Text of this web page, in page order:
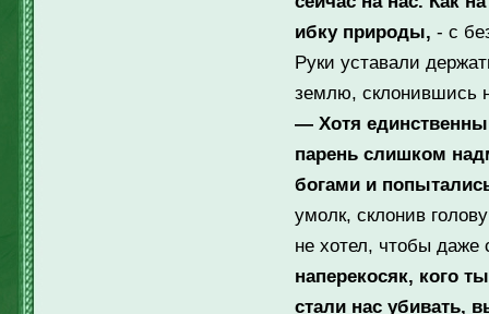
ибку природы, - с
Руки уставали
землю, склонившись
— Хотя
парень слишком
богами и
умолк, склонив
не хотел, чтобы
наперекосяк, кого
стали нас убивать,